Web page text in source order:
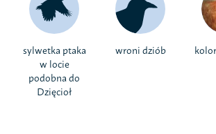
sylwetka ptaka
w locie
podobna do
Dzięcioł
wroni dziób